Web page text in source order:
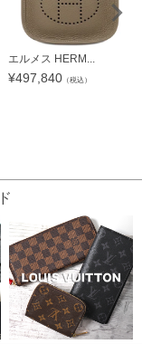
エルメス HERM...
¥497,840 （税込）